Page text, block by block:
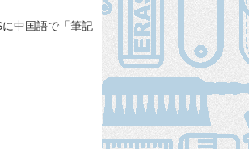
中国語で「筆記